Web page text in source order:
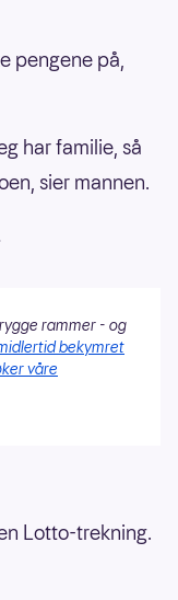
pengene på,
har familie, så
sier mannen.
rammer - og
bekymret
våre
Lotto-trekning.